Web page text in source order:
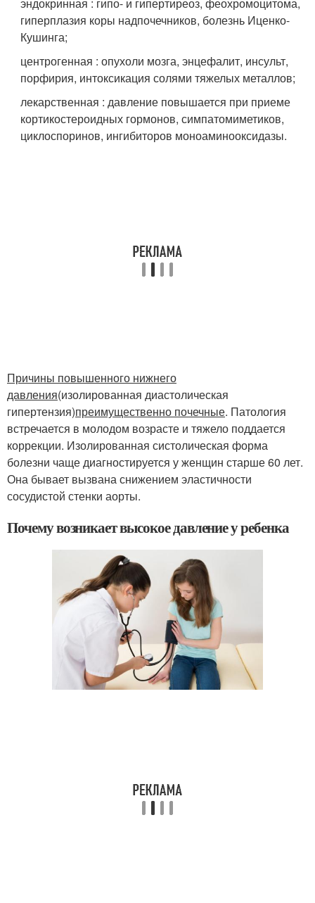
гиперплазия коры надпочечников, болезнь Иценко-
Кушинга;
центрогенная : опухоли мозга, энцефалит, инсульт,
порфирия, интоксикация солями тяжелых металлов;
лекарственная : давление повышается при приеме
кортикостероидных гормонов, симпатомиметиков,
циклоспоринов, ингибиторов моноаминооксидазы.
Причины повышенного нижнего
давления(изолированная диастолическая
гипертензия)преимущественно почечные. Патология
встречается в молодом возрасте и тяжело поддается
коррекции. Изолированная систолическая форма
болезни чаще диагностируется у женщин старше 60 лет.
Она бывает вызвана снижением эластичности
сосудистой стенки аорты.
Почему возникает высокое давление у ребенка